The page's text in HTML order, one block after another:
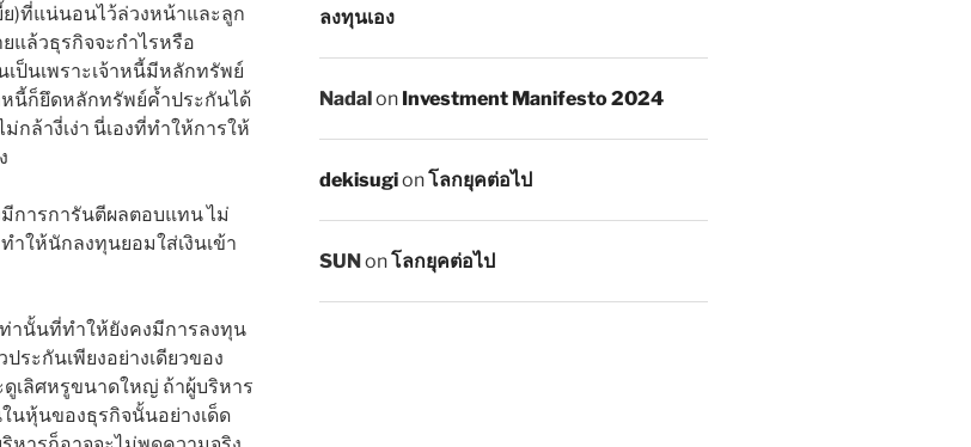
)ที่แน่นอนไว้ล่วงหน้าและลูก
แล้วธุรกิจจะกำไรหรือ
ป็นเพราะเจ้าหนี้มีหลักทรัพย์
หนี้ก็ยึดหลักทรัพย์ค้ำประกันได้
ล้างี่เง่า นี่เองที่ทำให้การให้
การการันตีผลตอบแทน ไม่
ให้นักลงทุนยอมใส่เงินเข้า
ท่านั้นที่ทำให้ยังคงมีการลงทุน
ระกันเพียงอย่างเดียวของ
เลิศหรูขนาดใหญ่ ถ้าผู้บริหาร
หุ้นของธุรกิจนั้นอย่างเด็ด
ลงทุนเอง
Nadalon Investment Manifesto 2024
dekisugionโลกยุคต่อไป
SUNonโลกยุคต่อไป